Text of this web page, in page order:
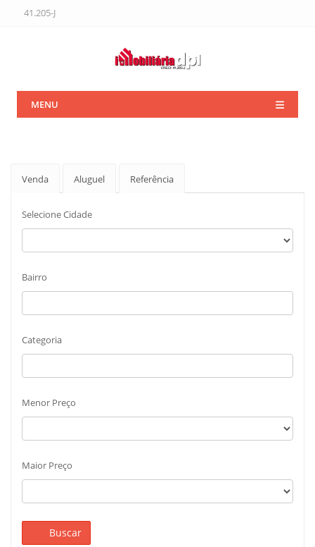
41.205-J
MENU
Venda Aluguel Referência
Selecione Cidade
Bairro
Categoria
Menor Preço
Maior Preço
Buscar